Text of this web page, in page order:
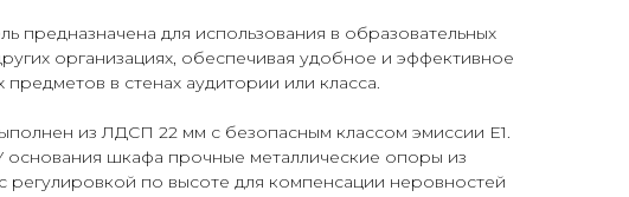
предназначена для использования в образовательных
организациях, обеспечивая удобное и эффективное
предметов в стенах аудитории или класса.
из ЛДСП 22 мм с безопасным классом эмиссии Е1.
основания шкафа прочные металлические опоры из
регулировкой по высоте для компенсации неровностей